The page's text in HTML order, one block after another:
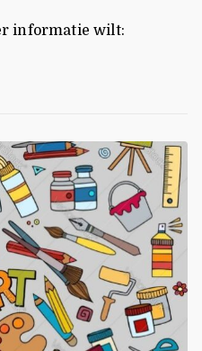
informatie wilt: